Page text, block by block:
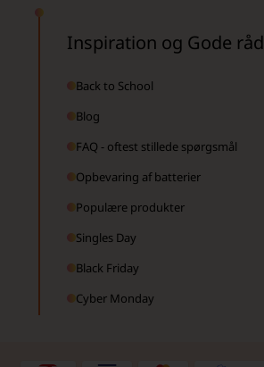
Inspiration og Gode råd
Back to School
Blog
FAQ - oftest stillede spørgsmål
Opbevaring af batterier
Populære produkter
Singles Day
Black Friday
Cyber Monday